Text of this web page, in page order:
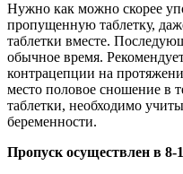
Нужно как можно скорее
пропущенную таблетку,
таблетки вместе.
обычное время.
контрацепции на
место половое сношение в
таблетки, необходимо
беременности.
Пропуск осуществлен в 8-